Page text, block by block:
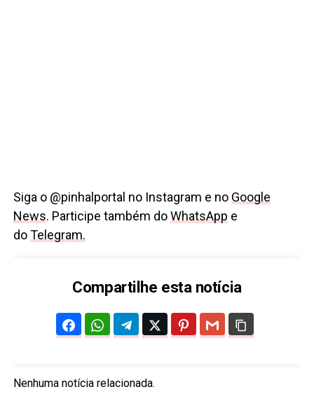
Siga o @pinhalportal no Instagram e no Google
News. Participe também doWhatsApp e
doTelegram.
Compartilhe esta notícia
Nenhuma notícia relacionada.